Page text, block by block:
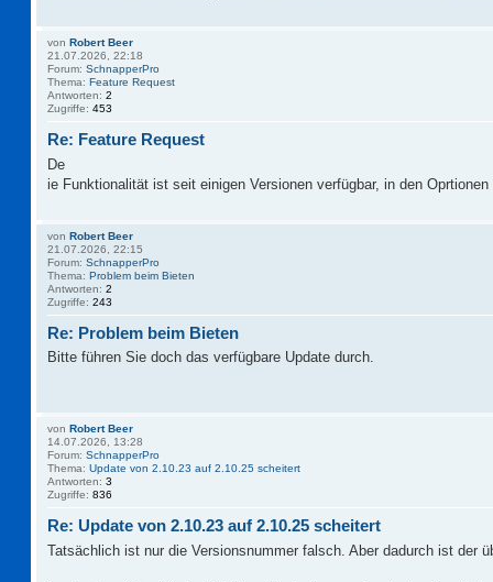
von Robert Beer
21.07.2026, 22:18
Forum: SchnapperPro
Thema: Feature Request
Antworten: 2
Zugriffe: 453
Re: Feature Request
De
ie Funktionalität ist seit einigen Versionen verfügbar, in den
von Robert Beer
21.07.2026, 22:15
Forum: SchnapperPro
Thema: Problem beim Bieten
Antworten: 2
Zugriffe: 243
Re: Problem beim Bieten
Bitte führen Sie doch das verfügbare Update durch.
von Robert Beer
14.07.2026, 13:28
Forum: SchnapperPro
Thema: Update von 2.10.23 auf 2.10.25 scheitert
Antworten: 3
Zugriffe: 836
Re: Update von 2.10.23 auf 2.10.25 scheitert
Tatsächlich ist nur die Versionsnummer falsch. Aber dadurch ist der